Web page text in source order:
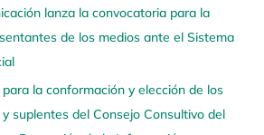
lanza la convocatoria para la
de los medios ante el Sistema
la conformación y elección de los
suplentes del Consejo Consultivo del